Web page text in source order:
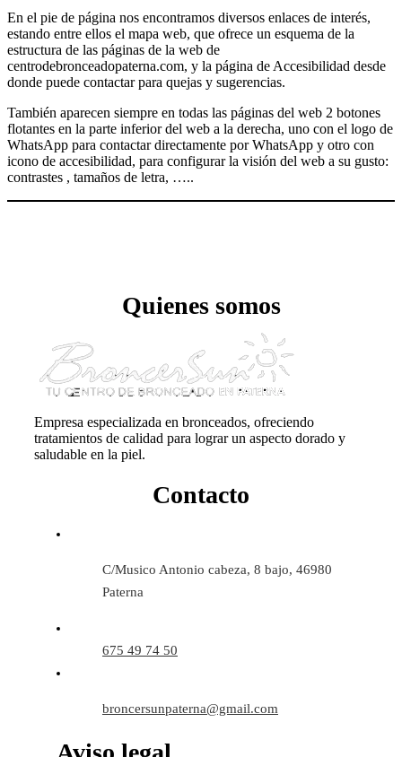
En el pie de página nos encontramos diversos enlaces de interés,
estando entre ellos el mapa web, que ofrece un esquema de la
estructura de las páginas de la web de
centrodebronceadopaterna.com, y la página de Accesibilidad desde
donde puede contactar para quejas y sugerencias.
También aparecen siempre en todas las páginas del web 2 botones
flotantes en la parte inferior del web a la derecha, uno con el logo de
WhatsApp para contactar directamente por WhatsApp y otro con
icono de accesibilidad, para configurar la visión del web a su gusto:
contrastes , tamaños de letra, …..
Quienes somos
Empresa especializada en bronceados, ofreciendo
tratamientos de calidad para lograr un aspecto dorado y
saludable en la piel.
Contacto
C/Musico Antonio cabeza, 8 bajo, 46980
Paterna
675 49 74 50
broncersunpaterna@gmail.com